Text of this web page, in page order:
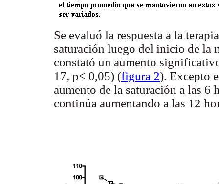
Se evaluó la respuesta a la
saturación luego del inicio de la
constató un aumento
17, p< 0,05) (figura 2). Excepto
aumento de la saturación a las
continúa aumentando a las 12